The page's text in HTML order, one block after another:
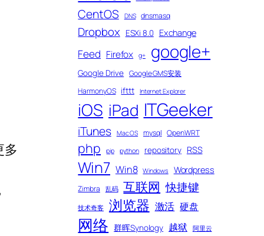
多
CentOS DNS dnsmasq
Dropbox ESXi 8.0 Exchange
Feed Firefox g+ google+
Google Drive Google GMS安装
HarmonyOS ifttt Internet Explorer
iOS iPad ITGeeker
iTunes Mac OS mysql OpenWRT
php pip python repository RSS
Win7 Win8 Windows Wordpress
Zimbra 乱码 互联网 快捷键
技术奇客 浏览器 激活 硬盘
网络 群晖Synology 越狱 阿里云